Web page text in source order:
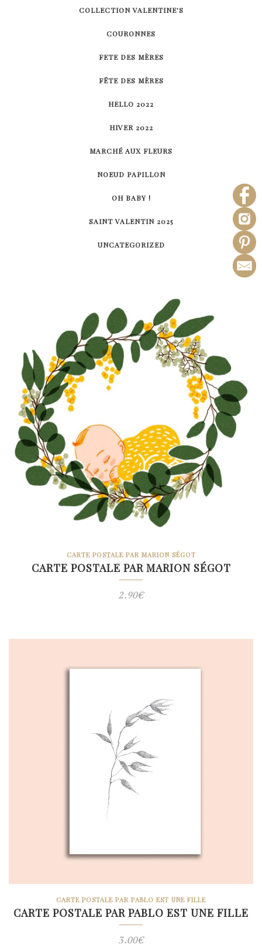
COLLECTION VALENTINE'S
COURONNES
FETE DES MÈRES
FÊTE DES MÈRES
HELLO 2022
HIVER 2022
MARCHÉ AUX FLEURS
NOEUD PAPILLON
OH BABY !
SAINT VALENTIN 2025
UNCATEGORIZED
CARTE POSTALE PAR MARION SÉGOT
CARTE POSTALE PAR MARION SÉGOT
2.90€
CARTE POSTALE PAR PABLO EST UNE FILLE
CARTE POSTALE PAR PABLO EST UNE FILLE
3.00€